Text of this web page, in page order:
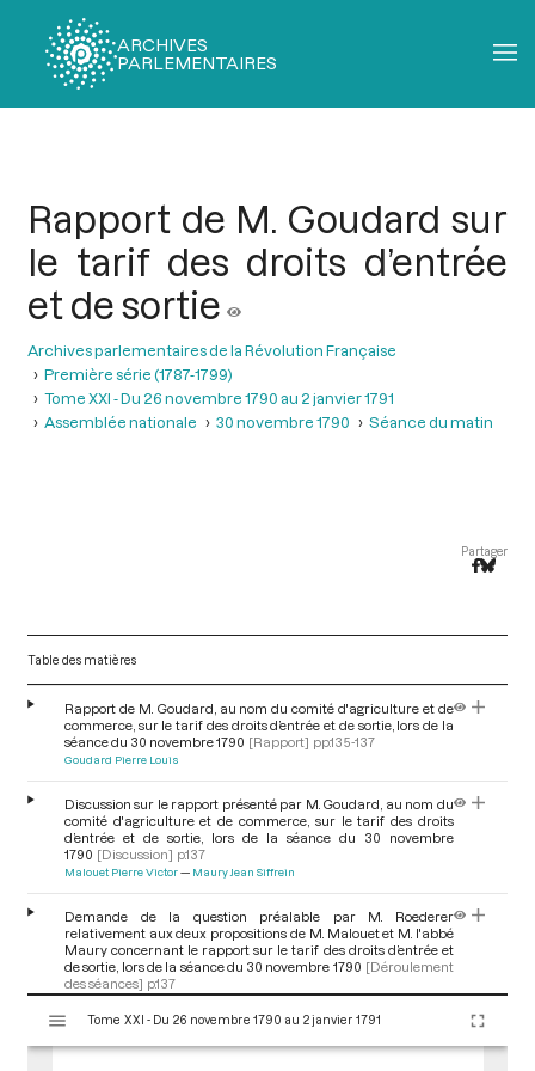
ARCHIVES
PARLEMENTAIRES
Rapport de M. Goudard sur
le tarif des droits d’entrée
et de sortie
Archives parlementaires de la Révolution Française
Première série (1787-1799)
Tome XXI - Du 26 novembre 1790 au 2 janvier 1791
Assemblée nationale
30 novembre 1790 Séance du matin
Partager
Table des matières
Rapport de M. Goudard, au nom du comité d'agriculture et de
commerce, sur le tarif des droits d’entrée et de sortie, lors de la
séance du 30 novembre 1790 [Rapport] pp.135-137
Goudard Pierre Louis
Discussion sur le rapport présenté par M. Goudard, au nom du
comité d'agriculture et de commerce, sur le tarif des droits
d’entrée et de sortie, lors de la séance du 30 novembre
1790 [Discussion] p.137
Malouet Pierre Victor Maury Jean Siffrein
Demande de la question préalable par M. Roederer
relativement aux deux propositions de M. Malouet et M. l'abbé
Maury concernant le rapport sur le tarif des droits d’entrée et
de sortie, lors de la séance du 30 novembre 1790 [Déroulement
des séances] p.137
s
Tome XXI - Du 26 novembre 1790 au 2 janvier 1791